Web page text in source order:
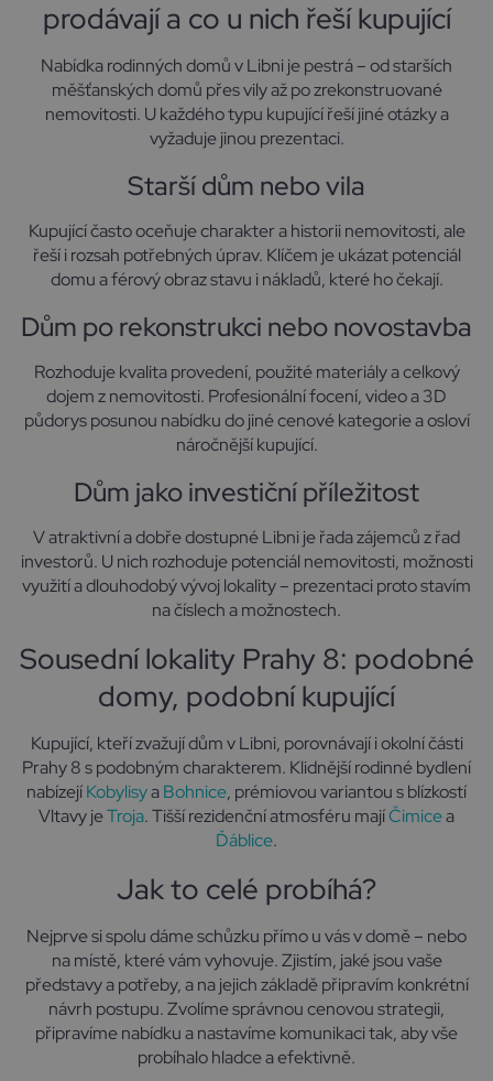
prodávají a co u nich řeší kupující
Nabídka rodinných domů v Libni je pestrá – od starších
měšťanských domů přes vily až po zrekonstruované
nemovitosti. U každého typu kupující řeší jiné otázky a
vyžaduje jinou prezentaci.
Starší dům nebo vila
Kupující často oceňuje charakter a historii nemovitosti, ale
řeší i rozsah potřebných úprav. Klíčem je ukázat potenciál
domu a férový obraz stavu i nákladů, které ho čekají.
Dům po rekonstrukci nebo novostavba
Rozhoduje kvalita provedení, použité materiály a celkový
dojem z nemovitosti. Profesionální focení, video a 3D
půdorys posunou nabídku do jiné cenové kategorie a osloví
náročnější kupující.
Dům jako investiční příležitost
V atraktivní a dobře dostupné Libni je řada zájemců z řad
investorů. U nich rozhoduje potenciál nemovitosti, možnosti
využití a dlouhodobý vývoj lokality – prezentaci proto stavím
na číslech a možnostech.
Sousední lokality Prahy 8: podobné
domy, podobní kupující
Kupující, kteří zvažují dům v Libni, porovnávají i okolní části
Prahy 8 s podobným charakterem. Klidnější rodinné bydlení
nabízejíKobylisyaBohnice, prémiovou variantou s blízkostí
Vltavy jeTroja. Tišší rezidenční atmosféru majíČimicea
Ďáblice.
Jak to celé probíhá?
Nejprve si spolu dáme schůzku přímo u vás v domě – nebo
na místě, které vám vyhovuje. Zjistím, jaké jsou vaše
představy a potřeby, a na jejich základě připravím konkrétní
návrh postupu. Zvolíme správnou cenovou strategii,
připravíme nabídku a nastavíme komunikaci tak, aby vše
probíhalo hladce a efektivně.